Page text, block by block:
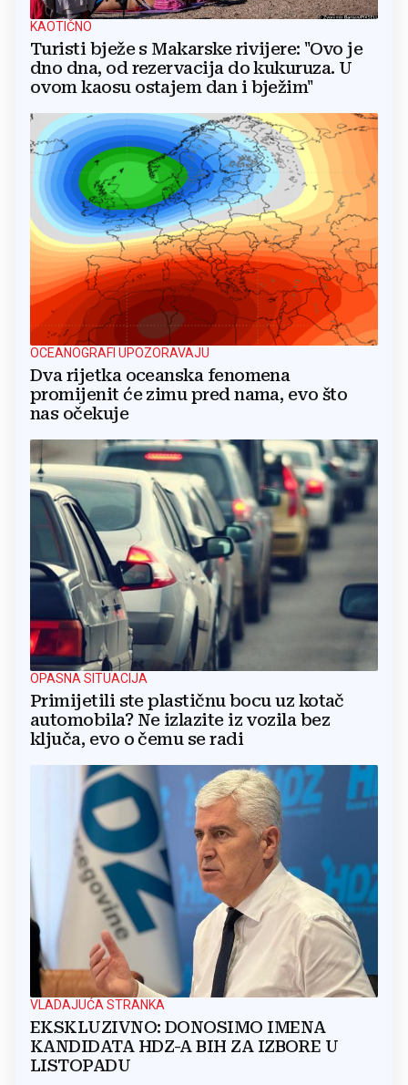
KAOTIČNO
Turisti bježe s Makarske rivijere: "Ovo je
dno dna, od rezervacija do kukuruza. U
ovom kaosu ostajem dan i bježim"
OCEANOGRAFI UPOZORAVAJU
Dva rijetka oceanska fenomena
promijenit će zimu pred nama, evo što
nas očekuje
OPASNA SITUACIJA
Primijetili ste plastičnu bocu uz kotač
automobila? Ne izlazite iz vozila bez
ključa, evo o čemu se radi
VLADAJUĆA STRANKA
EKSKLUZIVNO: DONOSIMO IMENA
KANDIDATA HDZ-A BIH ZA IZBORE U
LISTOPADU